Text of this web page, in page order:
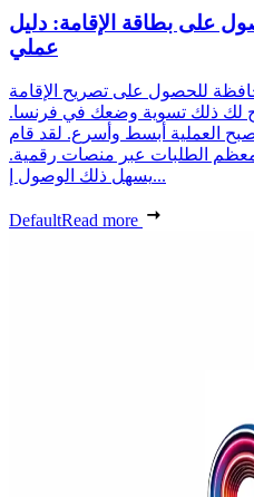
على بطاقة الإقامة: دليل
عملي
للحصول على تصريح الإقامة
لك ذلك تسوية وضعك في فرنسا.
العملية أبسط وأسرع. لقد قام
معظم الطلبات عبر منصات رقمية.
يسهل ذلك الوصول إ...
DefaultRead more